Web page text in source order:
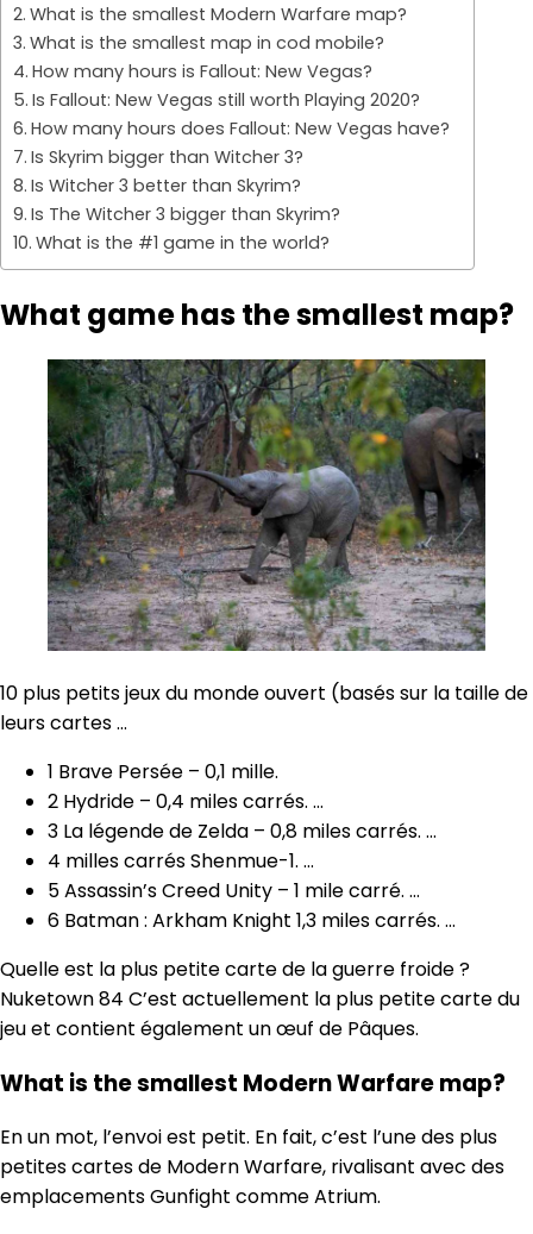
What is the smallest Modern Warfare map?
What is the smallest map in cod mobile?
How many hours is Fallout: New Vegas?
Is Fallout: New Vegas still worth Playing 2020?
How many hours does Fallout: New Vegas have?
Is Skyrim bigger than Witcher 3?
Is Witcher 3 better than Skyrim?
Is The Witcher 3 bigger than Skyrim?
What is the #1 game in the world?
What game has the smallest map?
10 plus petits jeux du monde ouvert (basés sur la taille de
leurs cartes …
1 Brave Persée – 0,1 mille.
2 Hydride – 0,4 miles carrés. …
3 La légende de Zelda – 0,8 miles carrés. …
4 milles carrés Shenmue-1. …
5 Assassin’s Creed Unity – 1 mile carré. …
6 Batman : Arkham Knight 1,3 miles carrés. …
Quelle est la plus petite carte de la guerre froide ?
Nuketown 84 C’est actuellement la plus petite carte du
jeu et contient également un œuf de Pâques.
What is the smallest Modern Warfare map?
En un mot, l’envoi est petit. En fait, c’est l’une des plus
petites cartes de Modern Warfare, rivalisant avec des
emplacements Gunfight comme Atrium.